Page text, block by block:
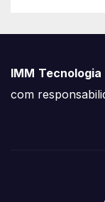
IMM Tecnologia
com